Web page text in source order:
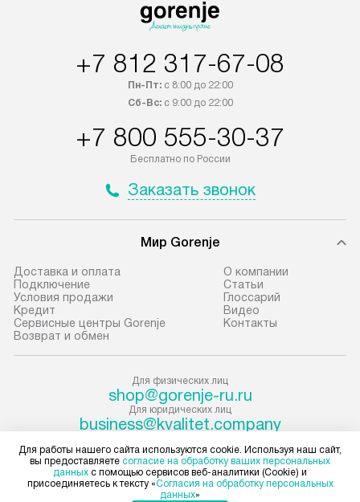
в течение трех дней. Доставка
регионы осуществляется через
100% предоплаты наша компания
до представительства
транспортной компании в городе
условия доставки у менеджера при
В оговоренный день служба
прибор до подъезда. Если
требуется переместить прибор
до двери квартиры или до места
установки, пожалуйста,
предварительно согласуйте это
с менеджером. За данную услугу
взимается дополнительная плата.
Учитывайте габариты прибора, если
через дверной проем,
то сотрудники транспортной
службы не могут демонтировать
подключения к
определяется
снятие упаковки
отдельных
монтируется в
место с
Производится
по
установку не
+7 812 317-67-08
Пн-Пт:с 8:00 до 22:00
Сб-Вс:с 9:00 до 22:00
+7 800 555-30-37
Бесплатно по России
Заказать звонок
Мир Gorenje
Доставка и оплата
Подключение
Условия продажи
Кредит
Сервисные центры Gorenje
Возврат и обмен
О компании
Cтатьи
Глоссарий
Видео
Контакты
Для физических лиц
shop@gorenje-ru.ru
Для юридических лиц
business@kvalitet.company
НАПИСАТЬ РУКОВОДСТВУ
Для работы нашего сайта используются cookie. Используя наш сайт,
вы предоставляете согласие на обработку ваших персональных
данных с помощью сервисов веб-аналитики (Cookie) и
присоединяетесь к тексту «Согласия на обработку персональных
данных»